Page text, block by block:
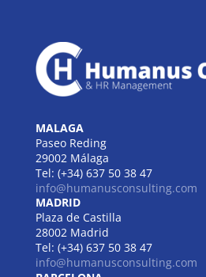
MALAGA
Paseo Reding
29002 Málaga
Tel: (+34) 637 50 38 47
info@humanusconsulting.com
MADRID
Plaza de Castilla
28002 Madrid
Tel: (+34) 637 50 38 47
info@humanusconsulting.com